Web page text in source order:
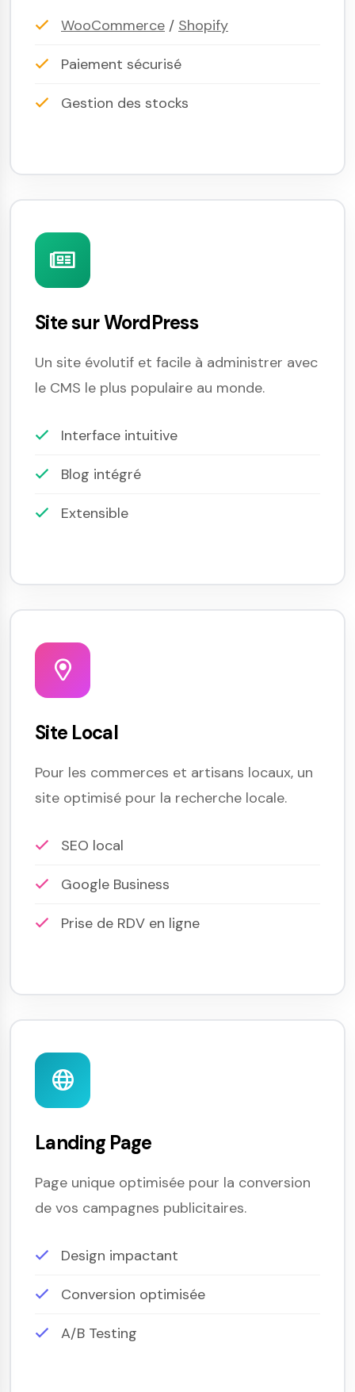
WooCommerce / Shopify
Paiement sécurisé
Gestion des stocks
Site sur WordPress
Un site évolutif et facile à administrer avec
le CMS le plus populaire au monde.
Interface intuitive
Blog intégré
Extensible
Site Local
Pour les commerces et artisans locaux, un
site optimisé pour la recherche locale.
SEO local
Google Business
Prise de RDV en ligne
Landing Page
Page unique optimisée pour la conversion
de vos campagnes publicitaires.
Design impactant
Conversion optimisée
A/B Testing